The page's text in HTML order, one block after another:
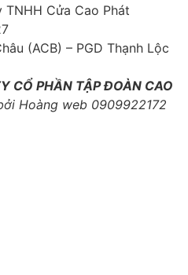
Cửa Cao Phát
(ACB) – PGD Thạnh Lộc
CỔ PHẦN TẬP ĐOÀN CAO
Hoàng web 0909922172